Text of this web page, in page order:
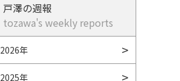
戸澤の週報
tozawa's weekly reports
2026年
2025年